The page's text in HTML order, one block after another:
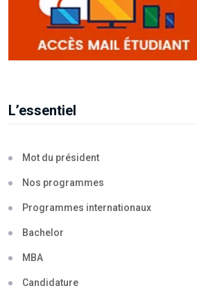
L’essentiel
Mot du président
Nos programmes
Programmes internationaux
Bachelor
MBA
Candidature